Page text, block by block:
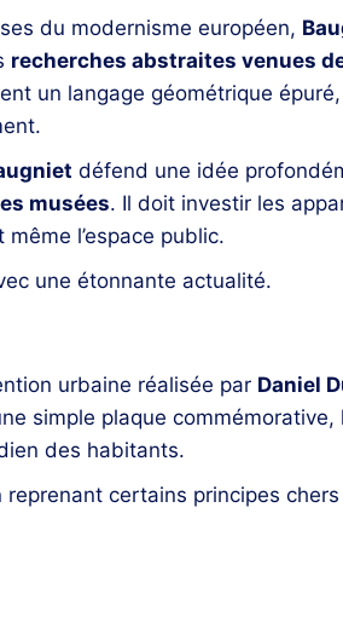
du modernisme européen,
recherches abstraites venues
un langage géométrique
défend une idée
musées. Il doit investir les
l’espace public.
une étonnante actualité.
urbaine réalisée par Daniel
simple plaque
des habitants.
reprenant certains principes chers